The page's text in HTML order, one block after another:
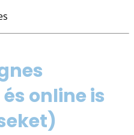
online is